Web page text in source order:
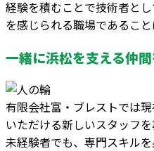
経験を積むことで技術者と
を感じられる職場であること
一緒に浜松を支える仲間
有限会社富・ブレストでは
いただける新しいスタッフを
未経験者でも、専門スキル